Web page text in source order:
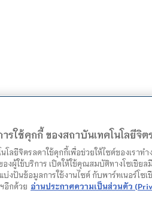
นโลยีจิตรลดา. Web by
ารใช้คุกกี้ ของสถาบันเทคโนโลยีจิต
นโลยีจิตรลดาใช้คุกกี้เพื่อช่วยให้ไซต์ของเรา
องผู้ใช้บริการ เปิดให้ใช้คุณสมบัติทางโซเชียล
บ่งปันข้อมูลการใช้งานไซต์ กับพาร์ทเนอร์โซ
อีกด้วย อ่านประกาศความเป็นส่วนตัว